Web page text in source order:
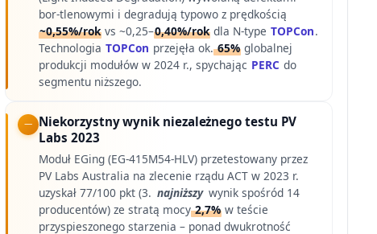
bor-tlenowymi i degradują typowo z prędkością
~0,55%/rok vs ~0,25–0,40%/rok dla N-type TOPCon.
Technologia TOPCon przejęła ok.65% globalnej
produkcji modułów w 2024 r., spychając PERC do
segmentu niższego.
Niekorzystny wynik niezależnego testu PV
Labs 2023
Moduł EGing (EG-415M54-HLV) przetestowany przez
PV Labs Australia na zlecenie rządu ACT w 2023 r.
uzyskał 77/100 pkt (3. najniższy wynik spośród 14
producentów) ze stratą mocy2,7% w teście
przyspieszonego starzenia – ponad dwukrotność